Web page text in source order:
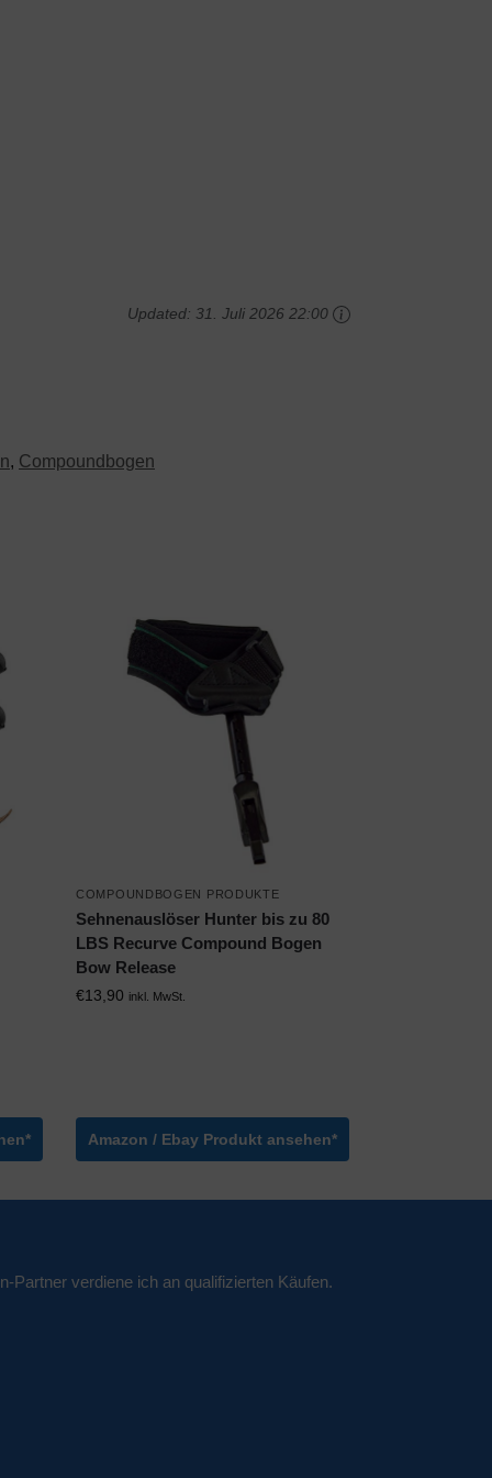
Updated: 31. Juli 2026 22:00
, Compoundbogen
COMPOUNDBOGEN PRODUKTE
Sehnenauslöser Hunter bis zu 80
LBS Recurve Compound Bogen
Bow Release
€13,90 inkl. MwSt.
Amazon / Ebay Produkt ansehen*
Partner verdiene ich an qualifizierten Käufen.